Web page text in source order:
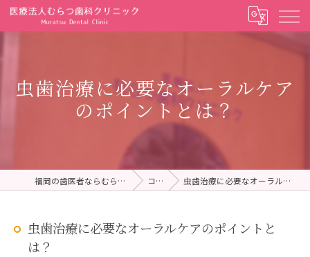
虫歯治療に必要なオーラルケア
のポイントとは？
福岡の歯医者ならむらつ歯科クリニック コラム 虫歯治療に必要なオーラルケアのポイントとは？
虫歯治療に必要なオーラルケアのポイントと
は？